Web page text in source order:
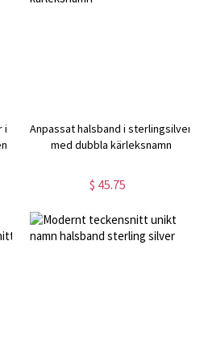
i
Anpassat halsband i sterlingsilver
med dubbla kärleksnamn
$ 45.75